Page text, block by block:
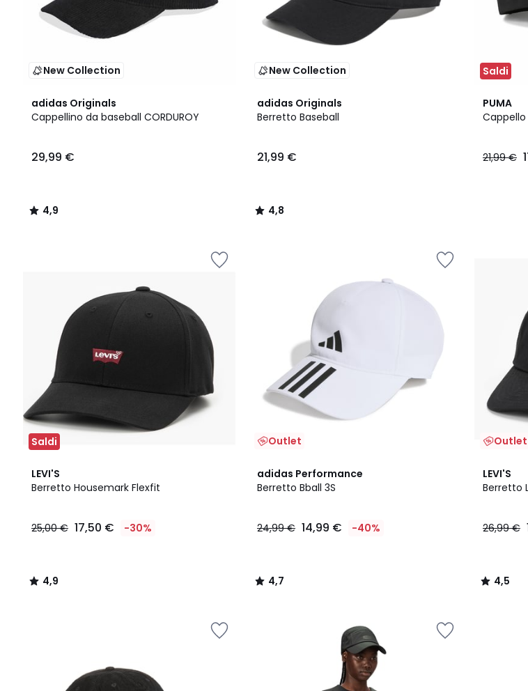
New Collection
adidas Originals
Cappellino da baseball CORDUROY
29,99 €
4,9
/ 5
4,9
/
New Collection
adidas Originals
Berretto Baseball
21,99 €
4,8
/ 5
4,8
/
Saldi
PUMA
21,99 €
2
Colori
Saldi
LEVI'S
Berretto Housemark Flexfit
25,00 € 17,50 € -30%
4,9
/ 5
4,9
/
Outlet
adidas Performance
Berretto Bball 3S
24,99 € 14,99 € -40%
4,7
/ 5
4,7
/
Outlet
LEVI'S
Berretto
26,99 €
4,5
/ 5
4,5
/